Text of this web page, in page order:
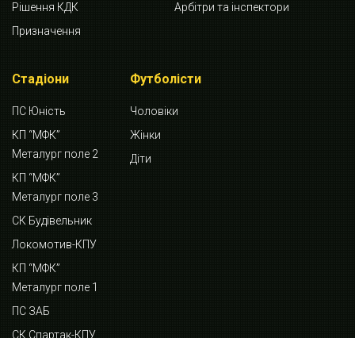
Рішення КДК
Арбітри та інспектори
Призначення
Стадіони
ПС Юність
КП “МФК”
Металург поле 2
КП “МФК”
Металург поле 3
СК Будівельник
Локомотив-КПУ
КП “МФК”
Металург поле 1
ПС ЗАБ
СК Спартак-КПУ
Футболісти
Чоловіки
Жінки
Діти